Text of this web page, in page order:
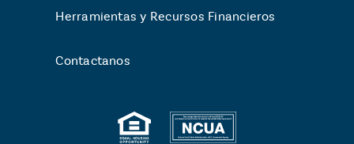
Herramientas y Recursos Financieros
Contactanos